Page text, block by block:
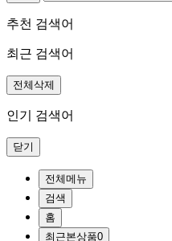
추천 검색어
최근 검색어
전체삭제
인기 검색어
닫기
전체메뉴
검색
홈
최근본상품0